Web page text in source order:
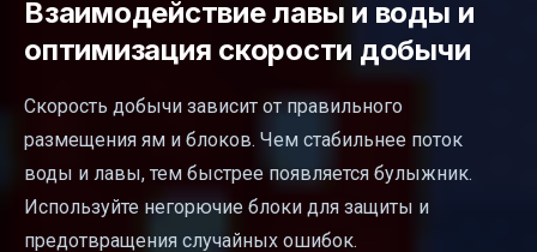
Взаимодействие лавы и воды и
оптимизация скорости добычи
Скорость добычи зависит от правильного
размещения ям и блоков. Чем стабильнее поток
воды и лавы, тем быстрее появляется булыжник.
Используйте негорючие блоки для защиты и
предотвращения случайных ошибок.